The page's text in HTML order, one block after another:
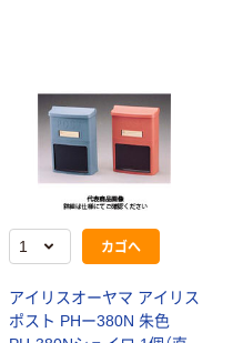
カゴへ
アイリスオーヤマ アイリス
ポスト PHー380N 朱色